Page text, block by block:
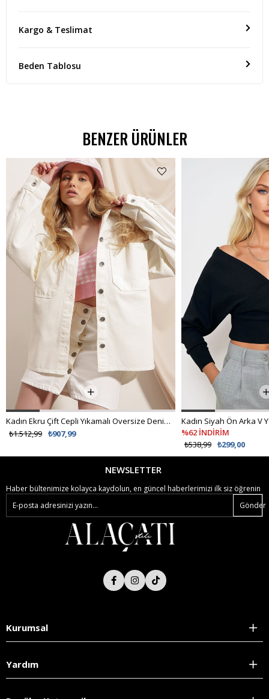
Kargo & Teslimat
Beden Tablosu
BENZER ÜRÜNLER
Kadın Ekru Çift Cepli Yıkamalı Oversize Denim Ceket ALC-X8152
₺907,99
₺1.512,99
%62 İNDİRİM
₺299,00
₺538,99
NEWSLETTER
Haber bültenimize kolayca kaydolun, en güncel haberlerimizi ilk siz öğrenin
Gönder
Kurumsal
Yardım